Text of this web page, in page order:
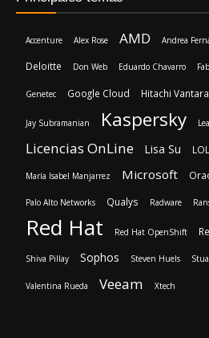
Accenture Alex Rose AMD Andrea
Deloitte Don Web Eduardo Chavarro
Genetec Google Cloud Hitachi Vantara
Jay Subramanian Kaspersky
Licencias OnLine Lisa Su
María Isabel Manjarrez Microsoft
Palo Alto Networks Qualys Radware
Red Hat Red Hat OpenShift
Shiva Pillay Sophos Steven Huels
Valentina Rueda Veeam Xtech